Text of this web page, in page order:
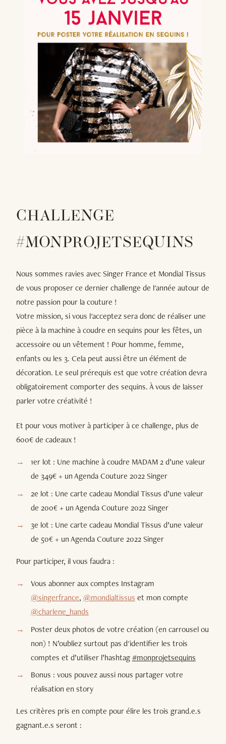
CHALLENGE
#MONPROJETSEQUINS
Nous sommes ravies avec Singer France et Mondial Tissus
de vous proposer ce dernier challenge de l'année autour de
notre passion pour la couture !
Votre mission, si vous l'acceptez sera donc de réaliser une
pièce à la machine à coudre en sequins pour les fêtes, un
accessoire ou un vêtement ! Pour homme, femme,
enfants ou les 3. Cela peut aussi être un élément de
décoration. Le seul prérequis est que votre création devra
obligatoirement comporter des sequins. À vous de laisser
parler votre créativité !
Et pour vous motiver à participer à ce challenge, plus de
600€ de cadeaux !
1er lot : Une machine à coudre MADAM 2 d’une valeur
de 349€ + un Agenda Couture 2022 Singer
2e lot : Une carte cadeau Mondial Tissus d’une valeur
de 200€ + un Agenda Couture 2022 Singer
3e lot : Une carte cadeau Mondial Tissus d’une valeur
de 50€ + un Agenda Couture 2022 Singer
Pour participer, il vous faudra :
Vous abonner aux comptes Instagram
@singerfrance, @mondialtissus et mon compte
@charlene_hands
Poster deux photos de votre création (en carrousel ou
non) ! N’oubliez surtout pas d'identifier les trois
comptes et d’utiliser l’hashtag#monprojetsequins
Bonus : vous pouvez aussi nous partager votre
réalisation en story
Les critères pris en compte pour élire les trois grand.e.s
gagnant.e.s seront :